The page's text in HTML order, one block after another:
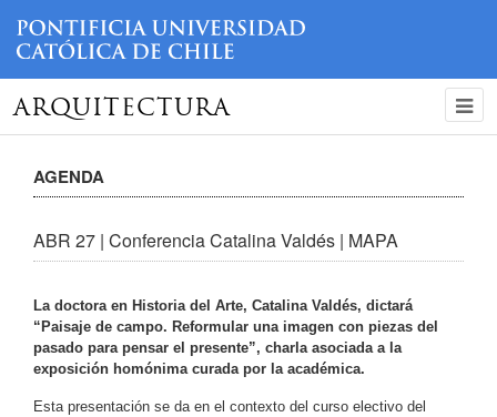
ARQUITECTURA
AGENDA
ABR 27 | Conferencia Catalina Valdés | MAPA
La doctora en Historia del Arte, Catalina Valdés, dictará
“Paisaje de campo. Reformular una imagen con piezas del
pasado para pensar el presente”, charla asociada a la
exposición homónima curada por la académica.
Esta presentación se da en el contexto del curso electivo del